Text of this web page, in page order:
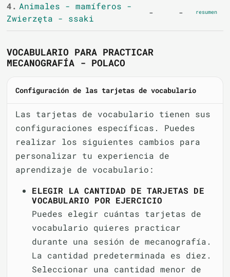
4. Animales - mamíferos -
Zwierzęta - ssaki
- - resumen
VOCABULARIO PARA PRACTICAR
MECANOGRAFÍA - POLACO
Configuración de las tarjetas de vocabulario
Las tarjetas de vocabulario tienen sus
configuraciones específicas. Puedes
realizar los siguientes cambios para
personalizar tu experiencia de
aprendizaje de vocabulario:
ELEGIR LA CANTIDAD DE TARJETAS DE
VOCABULARIO POR EJERCICIO
Puedes elegir cuántas tarjetas de
vocabulario quieres practicar
durante una sesión de mecanografía.
La cantidad predeterminada es diez.
Seleccionar una cantidad menor de